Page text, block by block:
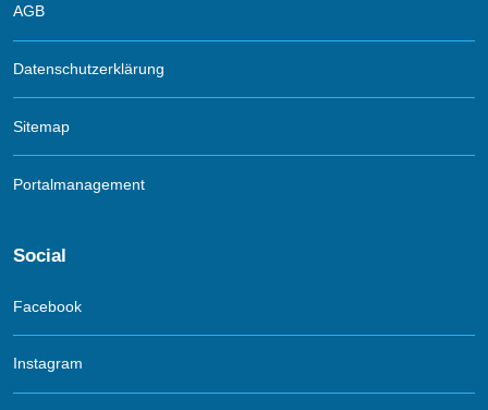
AGB
Datenschutzerklärung
Sitemap
Portalmanagement
Social
Facebook
Instagram